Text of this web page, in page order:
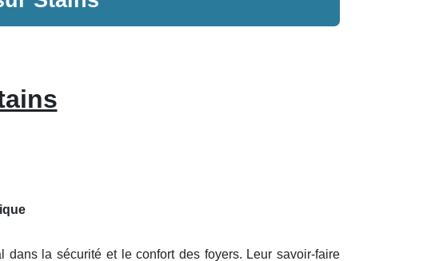
la sécurité et le confort des foyers. Leur savoir-faire